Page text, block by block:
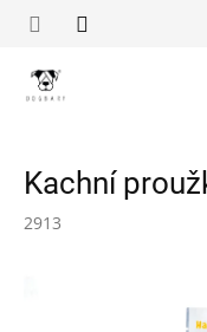
Kachní
2913